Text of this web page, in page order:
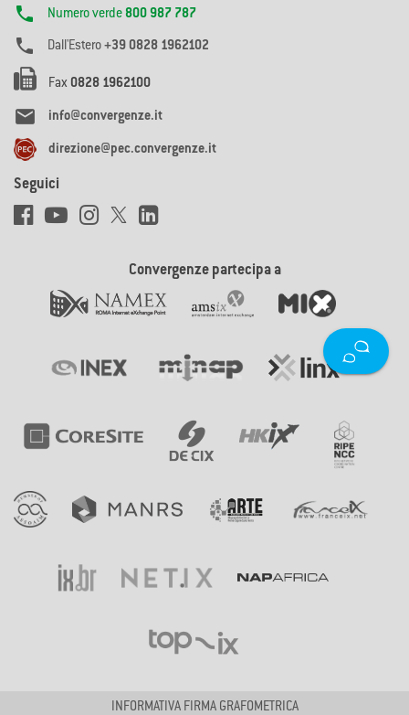
 Numero verde 800 987 787
 Dall'Estero +39 0828 1962102
Fax 0828 1962100
 info@convergenze.it
direzione@pec.convergenze.it
Seguici
Convergenze partecipa a
INFORMATIVA FIRMA GRAFOMETRICA